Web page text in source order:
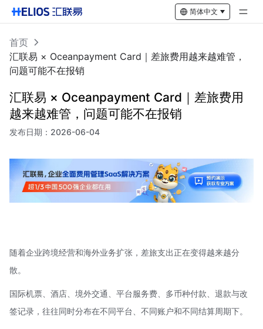
简体中文
首页
汇联易 × Oceanpayment Card｜差旅费用越来越难管，
问题可能不在报销
汇联易 × Oceanpayment Card｜差旅费用
越来越难管，问题可能不在报销
发布日期： 2026-06-04
随着企业跨境经营和海外业务扩张，差旅支出正在变得越来越分
散。
国际机票、酒店、境外交通、平台服务费、多币种付款、退款与改
签记录，往往同时分布在不同平台、不同账户和不同结算周期下。